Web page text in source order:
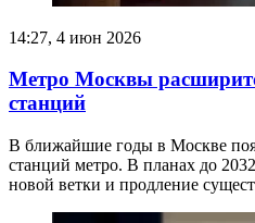
14:27, 4 июн 2026
Метро Москвы
станций
В ближайшие годы в Москве
станций метро. В планах до
новой ветки и продление